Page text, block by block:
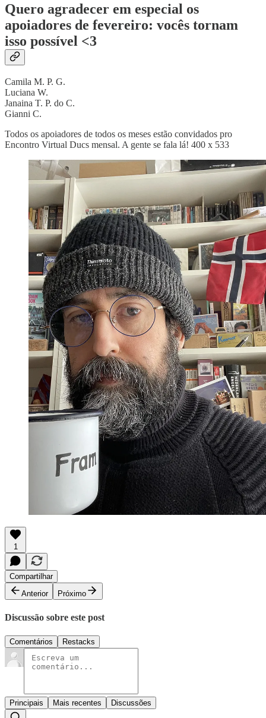
Quero agradecer em especial os
apoiadores de fevereiro: vocês tornam
isso possível <3
Camila M. P. G.
Luciana W.
Janaina T. P. do C.
Gianni C.
Todos os apoiadores de todos os meses estão convidados pro
Encontro Virtual Ducs mensal. A gente se fala lá! 400 x 533
1
Compartilhar
Anterior
Próximo
Discussão sobre este post
Comentários Restacks
Principais Mais recentes Discussões